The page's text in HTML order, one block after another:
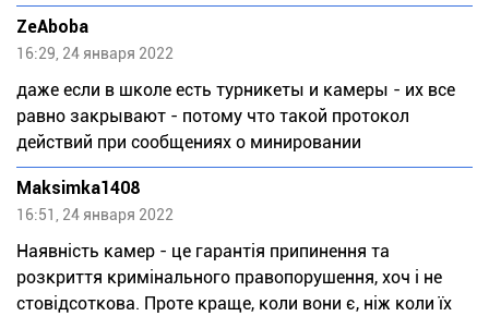
ZeAboba
16:29, 24 января 2022
даже если в школе есть турникеты и камеры - их все
равно закрывают - потому что такой протокол
действий при сообщениях о минировании
Maksimka1408
16:51, 24 января 2022
Наявність камер - це гарантія припинення та
розкриття кримінального правопорушення, хоч і не
стовідсоткова. Проте краще, коли вони є, ніж коли їх